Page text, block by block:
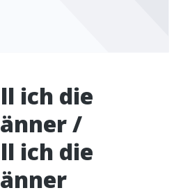
ich die
/
ich die